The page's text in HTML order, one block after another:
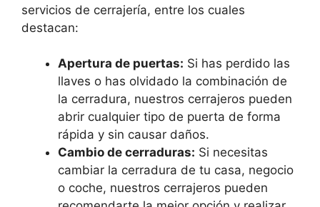
servicios de cerrajería, entre los cuales
destacan:
Apertura de puertas: Si has perdido las
llaves o has olvidado la combinación de
la cerradura, nuestros cerrajeros pueden
abrir cualquier tipo de puerta de forma
rápida y sin causar daños.
Cambio de cerraduras: Si necesitas
cambiar la cerradura de tu casa, negocio
o coche, nuestros cerrajeros pueden